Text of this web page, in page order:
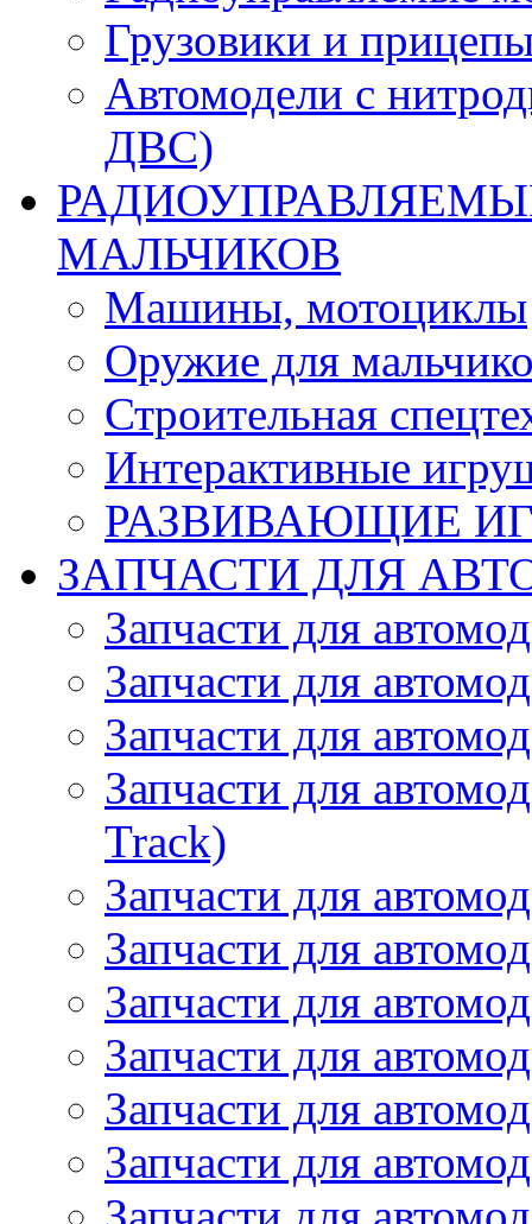
Грузовики и
Автомодели с
ДВС)
МАЛЬЧИКОВ
Машины, мотоциклы
Оружие для
Строительная
Интерактивные
РАЗВИВАЮЩИЕ
ЗАПЧАСТИ ДЛЯ
Запчасти для
Запчасти для
Запчасти для
Запчасти для
Track)
Запчасти для
Запчасти для
Запчасти для
Запчасти для
Запчасти для
Запчасти для